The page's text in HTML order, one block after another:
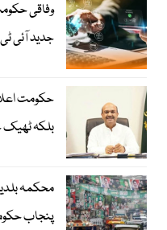
وفاقی
جدید آئی
حکومت
بلکہ ٹھیک
محکمہ
پنجاب